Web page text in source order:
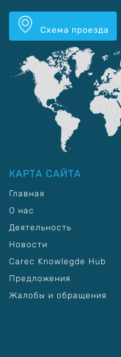
Схема проезда
КАРТА САЙТА
Главная
О нас
Деятельность
Новости
Carec Knowlegde Hub
Предложения
Жалобы и обращения